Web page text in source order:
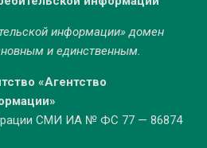
информации» домен
и единственным.
«Агентство
СМИ ИА № ФС 77 — 86874